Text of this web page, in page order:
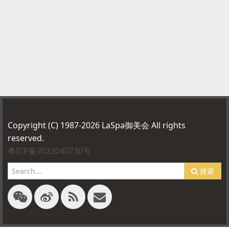
Copyright (C) 1987-2026 LaSpa御美会 All rights
reserved.
粤ICP备2023040730号
搜索